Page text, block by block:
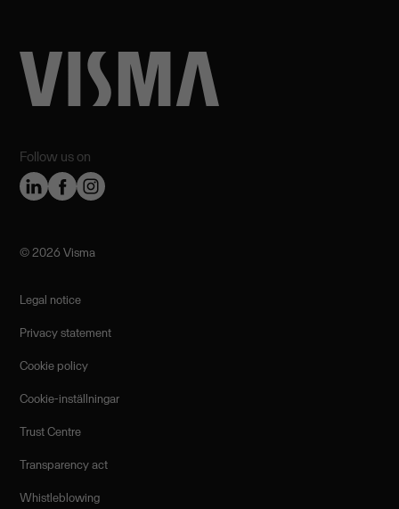
Follow us on
©️ 2026 Visma
Legal notice
Privacy statement
Cookie policy
Cookie-inställningar
Trust Centre
Transparency act
Whistleblowing